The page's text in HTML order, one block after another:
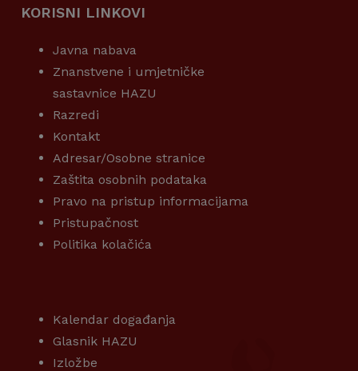
KORISNI LINKOVI
Javna nabava
Znanstvene i umjetničke
sastavnice HAZU
Razredi
Kontakt
Adresar/Osobne stranice
Zaštita osobnih podataka
Pravo na pristup informacijama
Pristupačnost
Politika kolačića
Kalendar događanja
Glasnik HAZU
Izložbe